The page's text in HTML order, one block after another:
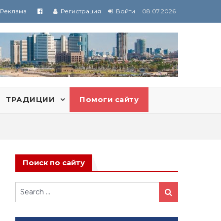
Реклама Регистрация Войти 08.07.2026
ТРАДИЦИИ Помоги сайту
Поиск по сайту
Search
for:
Search